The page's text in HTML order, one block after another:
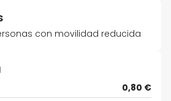
con movilidad reducida
0,80 €